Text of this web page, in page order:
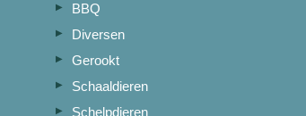
BBQ
Diversen
Gerookt
Schaaldieren
Schelpdieren